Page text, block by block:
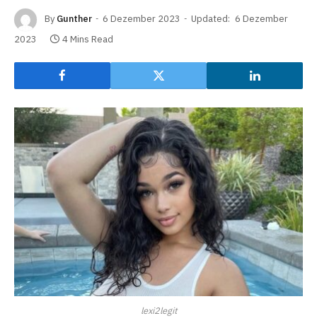
By Gunther 6 Dezember 2023 Updated: 6 Dezember
2023
4 Mins Read
lexi2legit